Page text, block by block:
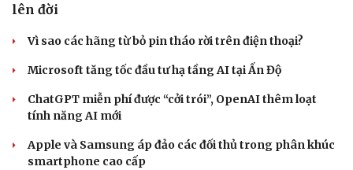
lên đời
Vì sao các hãng từ bỏ pin tháo rời trên điện thoại?
Microsoft tăng tốc đầu tư hạ tầng AI tại Ấn Độ
ChatGPT miễn phí được “cởi trói”, OpenAI thêm loạt
tính năng AI mới
Apple và Samsung áp đảo các đối thủ trong phân khúc
smartphone cao cấp